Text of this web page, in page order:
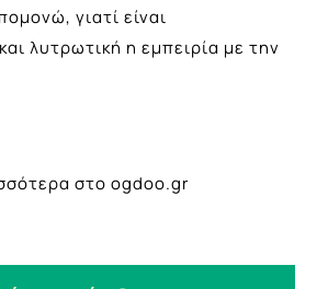
γιατί είναι
λυτρωτική η εμπειρία με την
στο ogdoo.gr